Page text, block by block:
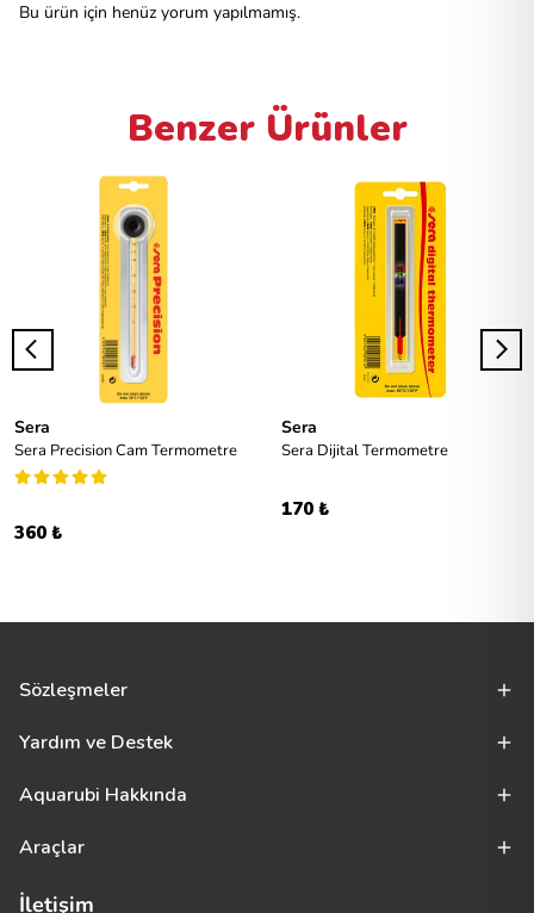
Bu ürün için henüz yorum yapılmamış.
Benzer Ürünler
Sera
Sera Precision Cam Termometre
360 ₺
Sera
Sera Dijital Termometre
170 ₺
Sözleşmeler
Yardım ve Destek
Aquarubi Hakkında
Araçlar
İletişim